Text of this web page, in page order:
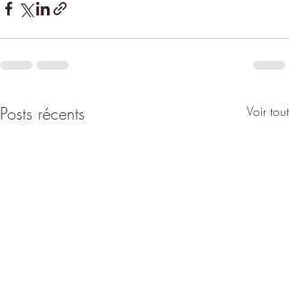
Posts récents Voir tout